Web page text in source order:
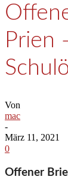
Prien
Von
mac
-
März 11, 2021
0
Offener